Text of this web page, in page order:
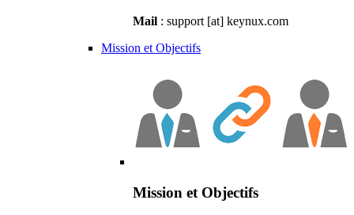
Mail : support [at] keynux.com
Mission et Objectifs
Mission et Objectifs